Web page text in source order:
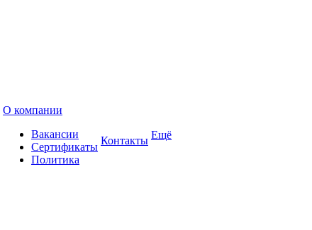
О компании
Вакансии
Сертификаты
Политика
Контакты Ещё